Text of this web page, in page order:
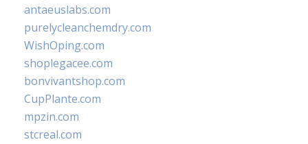
antaeuslabs.com
purelycleanchemdry.com
WishOping.com
shoplegacee.com
bonvivantshop.com
CupPlante.com
mpzin.com
stcreal.com